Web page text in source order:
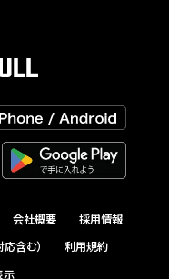
会社概要
採用情報
含む）
利用規約
示